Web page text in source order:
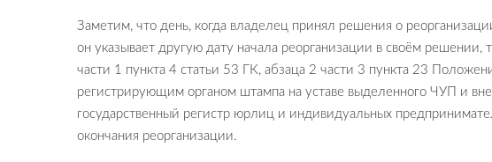
Заметим, что день, когда владелец принял решения о
он указывает другую дату начала реорганизации в своём решении,
части 1 пункта 4 статьи 53 ГК, абзаца 2 части 3 пункта 23
регистрирующим органом штампа на уставе выделенного ЧУП и
государственный регистр юрлиц и индивидуальных
окончания реорганизации.